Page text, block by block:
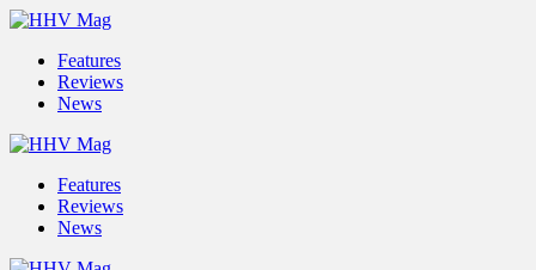
Features
Reviews
News
Features
Reviews
News